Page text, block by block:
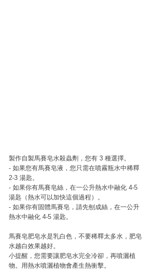
製作自製馬賽皂水殺蟲劑，您有 3 種選擇。
- 如果您有馬賽皂液，您只需在噴霧瓶水中稀釋
2-3 湯匙。
- 如果你有馬賽皂絲，在一公升熱水中融化 4-5
湯匙（熱水可以加快這個過程）。
- 如果你有固體馬賽皂，請先刨成絲，在一公升
熱水中融化 4-5 湯匙。
馬賽皂肥皂水是乳白色，不要稀釋太多水，肥皂
水越白效果越好。
小提醒，您需要讓肥皂水完全冷卻，再噴灑植
物。用熱水噴灑植物會產生熱衝擊。